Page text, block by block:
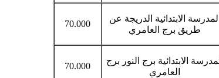
المدرسة الابتدائية الدريجة عن
طريق برج العامري
70.000
الابتدائية برج النور برج
العامري
70.000